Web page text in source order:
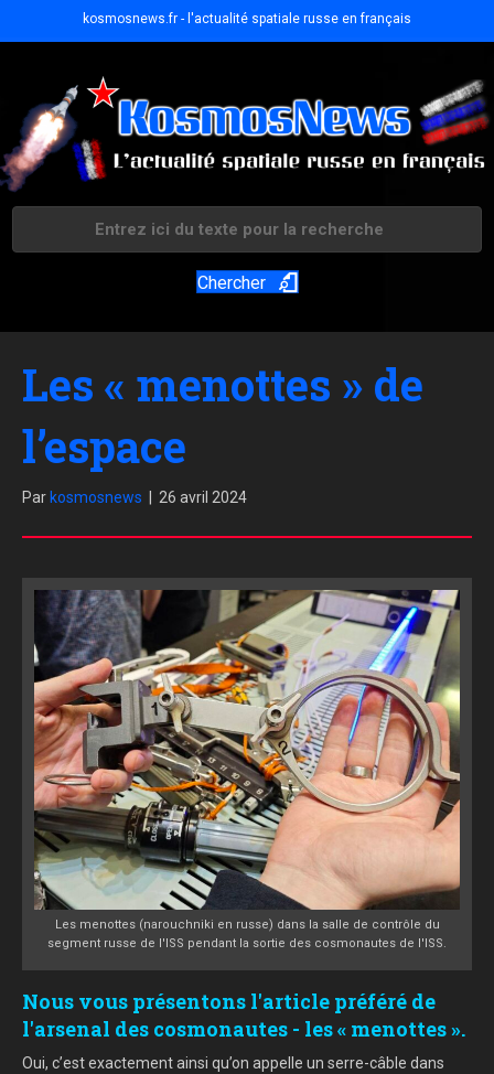
kosmosnews.fr - l'actualité spatiale russe en français
Chercher
Les « menottes » de
l’espace
Par kosmosnews 26 avril 2024
Les menottes (narouchniki en russe) dans la salle de contrôle du
segment russe de l'ISS pendant la sortie des cosmonautes de l'ISS.
Nous vous présentons l'article préféré de
l'arsenal des cosmonautes - les « menottes ».
Oui, c’est exactement ainsi qu’on appelle un serre-câble dans